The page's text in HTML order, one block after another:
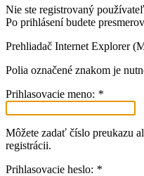
Nie ste registrovaný
Po prihlásení budete
Prehliadač Internet Explorer
Polia označené znakom je
Prihlasovacie meno: *
Môžete zadať číslo preukazu
registrácii.
Prihlasovacie heslo: *